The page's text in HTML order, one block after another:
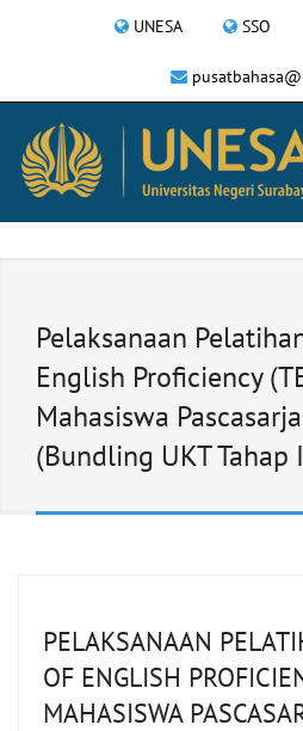
UNESA SSO
Pelaksanaan
English Proficiency
Mahasiswa
(Bundling UKT Tahap
PELAKSANAAN
OF ENGLISH
MAHASISWA